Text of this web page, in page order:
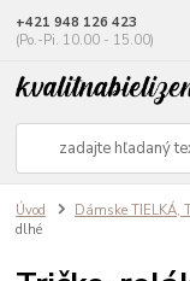
+421 948 126 423
(Po.-Pi. 10.00 - 15.00)
Úvod Dámske TIELKÁ,
dlhé